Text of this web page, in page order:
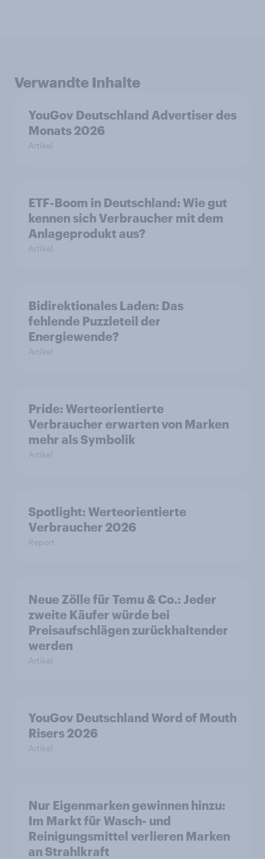
Verwandte Inhalte
YouGov Deutschland Advertiser des
Monats 2026
Artikel
ETF-Boom in Deutschland: Wie gut
kennen sich Verbraucher mit dem
Anlageprodukt aus?
Artikel
Bidirektionales Laden: Das
fehlende Puzzleteil der
Energiewende?
Artikel
Pride: Werteorientierte
Verbraucher erwarten von Marken
mehr als Symbolik
Artikel
Spotlight: Werteorientierte
Verbraucher 2026
Report
Neue Zölle für Temu & Co.: Jeder
zweite Käufer würde bei
Preisaufschlägen zurückhaltender
werden
Artikel
YouGov Deutschland Word of Mouth
Risers 2026
Artikel
Nur Eigenmarken gewinnen hinzu:
Im Markt für Wasch- und
Reinigungsmittel verlieren Marken
an Strahlkraft